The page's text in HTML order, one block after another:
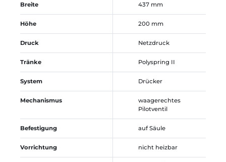
Breite 437 mm
Höhe 200 mm
Druck Netzdruck
Tränke Polyspring II
System Drücker
Mechanismus
waagerechtes
Pilotventil
Befestigung auf Säule
Vorrichtung nicht heizbar